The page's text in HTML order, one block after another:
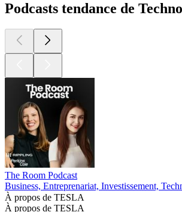
Podcasts tendance de
The Room Podcast
Business, Entreprenariat, Investissement,
À propos de TESLA
À propos de TESLA